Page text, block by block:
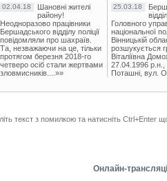
02.04.18
Шановні жителі
району!
Неодноразово працівники
Бершадського відділу поліції
повідомляли про шахраїв.
Та, незважаючи на це, тільки
протягом березня 2018-го
четверо осіб стали жертвами
зловмисників....»»
25.03.18
Головного
національної
Вінницькій
розшукується
Віталіївна
27.04.1996 р.н.,
Поташні, вул.
текст з помилкою та натисніть Ctrl+Enter
Онлайн-